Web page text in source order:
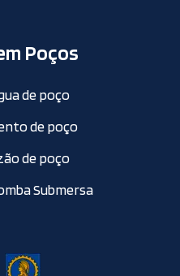
Poços
de poço
de poço
de poço
Submersa